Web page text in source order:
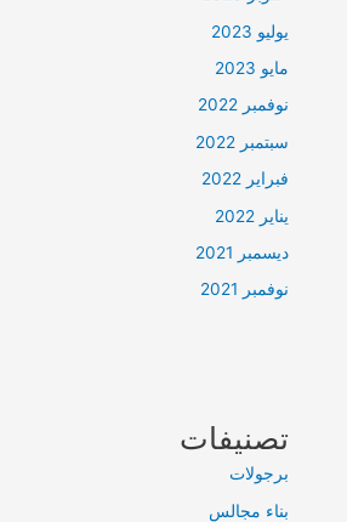
يوليو 2023
مايو 2023
نوفمبر 2022
سبتمبر 2022
فبراير 2022
يناير 2022
ديسمبر 2021
نوفمبر 2021
تصنيفات
برجولات
بناء مجالس